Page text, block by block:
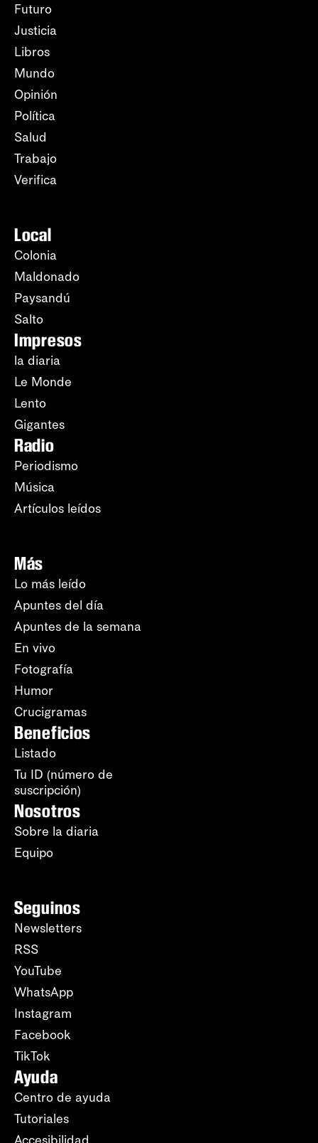
Futuro
Justicia
Libros
Mundo
Opinión
Política
Salud
Trabajo
Verifica
Local
Colonia
Maldonado
Paysandú
Salto
Impresos
la diaria
Le Monde
Lento
Gigantes
Radio
Periodismo
Música
Artículos leídos
Más
Lo más leído
Apuntes del día
Apuntes de la semana
En vivo
Fotografía
Humor
Crucigramas
Beneficios
Listado
Tu ID (número de
suscripción)
Nosotros
Sobre la diaria
Equipo
Seguinos
Newsletters
RSS
YouTube
WhatsApp
Instagram
Facebook
TikTok
Ayuda
Centro de ayuda
Tutoriales